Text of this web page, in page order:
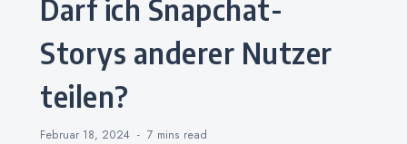
Darf ich Snapchat-
Storys anderer Nutzer
teilen?
Februar 18, 2024 7 mins read